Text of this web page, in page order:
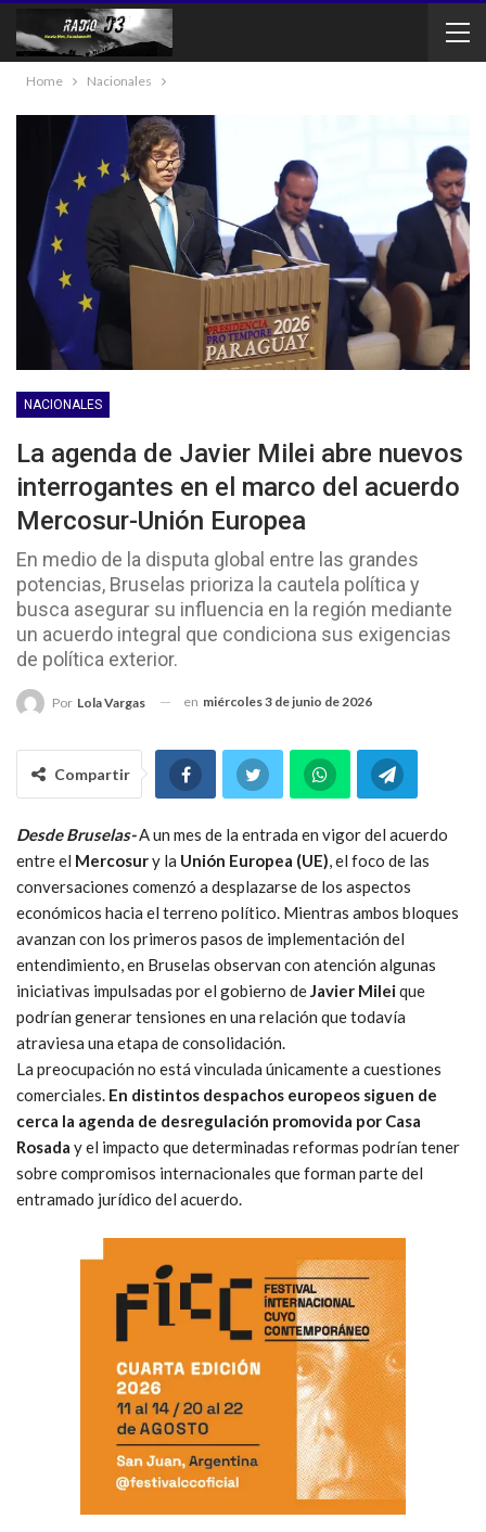
Home Nacionales
NACIONALES
La agenda de Javier Milei abre nuevos
interrogantes en el marco del acuerdo
Mercosur-Unión Europea
En medio de la disputa global entre las grandes
potencias, Bruselas prioriza la cautela política y
busca asegurar su influencia en la región mediante
un acuerdo integral que condiciona sus exigencias
de política exterior.
Por Lola Vargas en miércoles 3 de junio de 2026
Compartir
Desde Bruselas-A un mes de la entrada en vigor del acuerdo
entre el Mercosury la Unión Europea (UE), el foco de las
conversaciones comenzó a desplazarse de los aspectos
económicos hacia el terreno político. Mientras ambos bloques
avanzan con los primeros pasos de implementación del
entendimiento, en Bruselas observan con atención algunas
iniciativas impulsadas por el gobierno deJavier Mileique
podrían generar tensiones en una relación que todavía
atraviesa una etapa de consolidación.
La preocupación no está vinculada únicamente a cuestiones
comerciales. En distintos despachos europeos siguen de
cerca la agenda de desregulación promovida por Casa
Rosada y el impacto que determinadas reformas podrían tener
sobre compromisos internacionales que forman parte del
entramado jurídico del acuerdo.